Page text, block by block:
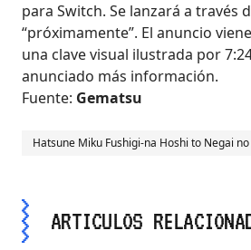
para Switch. Se lanzará a través
“próximamente”. El anuncio
una clave visual ilustrada por
anunciado más información.
Fuente: Gematsu
Hatsune Miku Fushigi-na Hoshi to Negai
ARTICULOS